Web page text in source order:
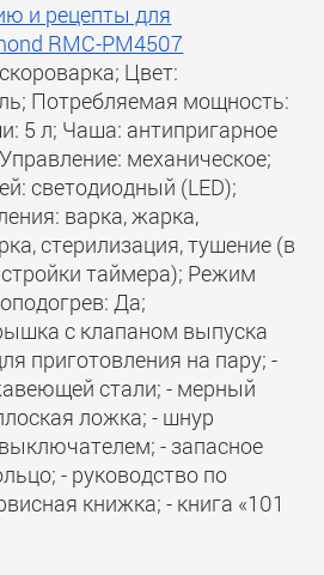
и рецепты для
RMC-PM4507
Цвет:
Потребляемая мощность:
5 л; Чаша: антипригарное
механическое;
светодиодный (LED);
варка, жарка,
стерилизация, тушение (в
таймера); Режим
Да;
с клапаном выпуска
приготовления на пару; -
стали; - мерный
ложка; - шнур
- запасное
- руководство по
книжка; - книга «101